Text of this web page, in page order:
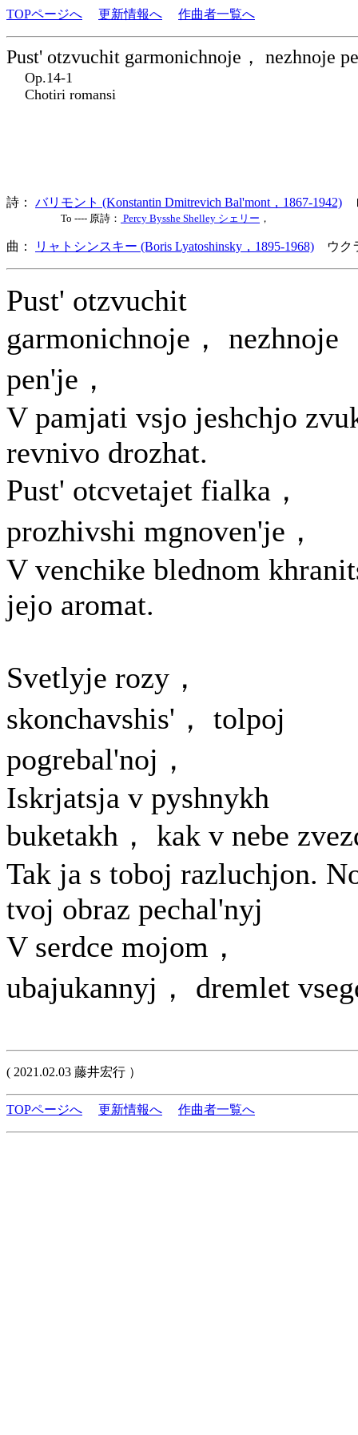
TOPページへ 更新情報へ 作曲者一覧へ
Pust' otzvuchit garmonichnoje， nezhnoje
Op.14-1
Chotiri romansi
詩： バリモント (Konstantin Dmitrevich Bal'mont，1867-1942)
To ---- 原詩： Percy Bysshe Shelley シェリー ，
曲： リャトシンスキー (Boris Lyatoshinsky，1895-1968) ウク
Pust' otzvuchit
garmonichnoje， nezhnoje
pen'je，
V pamjati vsjo jeshchjo
revnivo drozhat.
Pust' otcvetajet fialka，
prozhivshi mgnoven'je，
V venchike blednom
jejo aromat.
Svetlyje rozy，
skonchavshis'， tolpoj
pogrebal'noj，
Iskrjatsja v pyshnykh
buketakh， kak v nebe
Tak ja s toboj razluchjon.
tvoj obraz pechal'nyj
V serdce mojom，
ubajukannyj， dremlet
( 2021.02.03 藤井宏行 ）
TOPページへ 更新情報へ 作曲者一覧へ